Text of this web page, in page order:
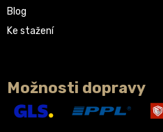
Blog
Ke stažení
Možnosti dopravy